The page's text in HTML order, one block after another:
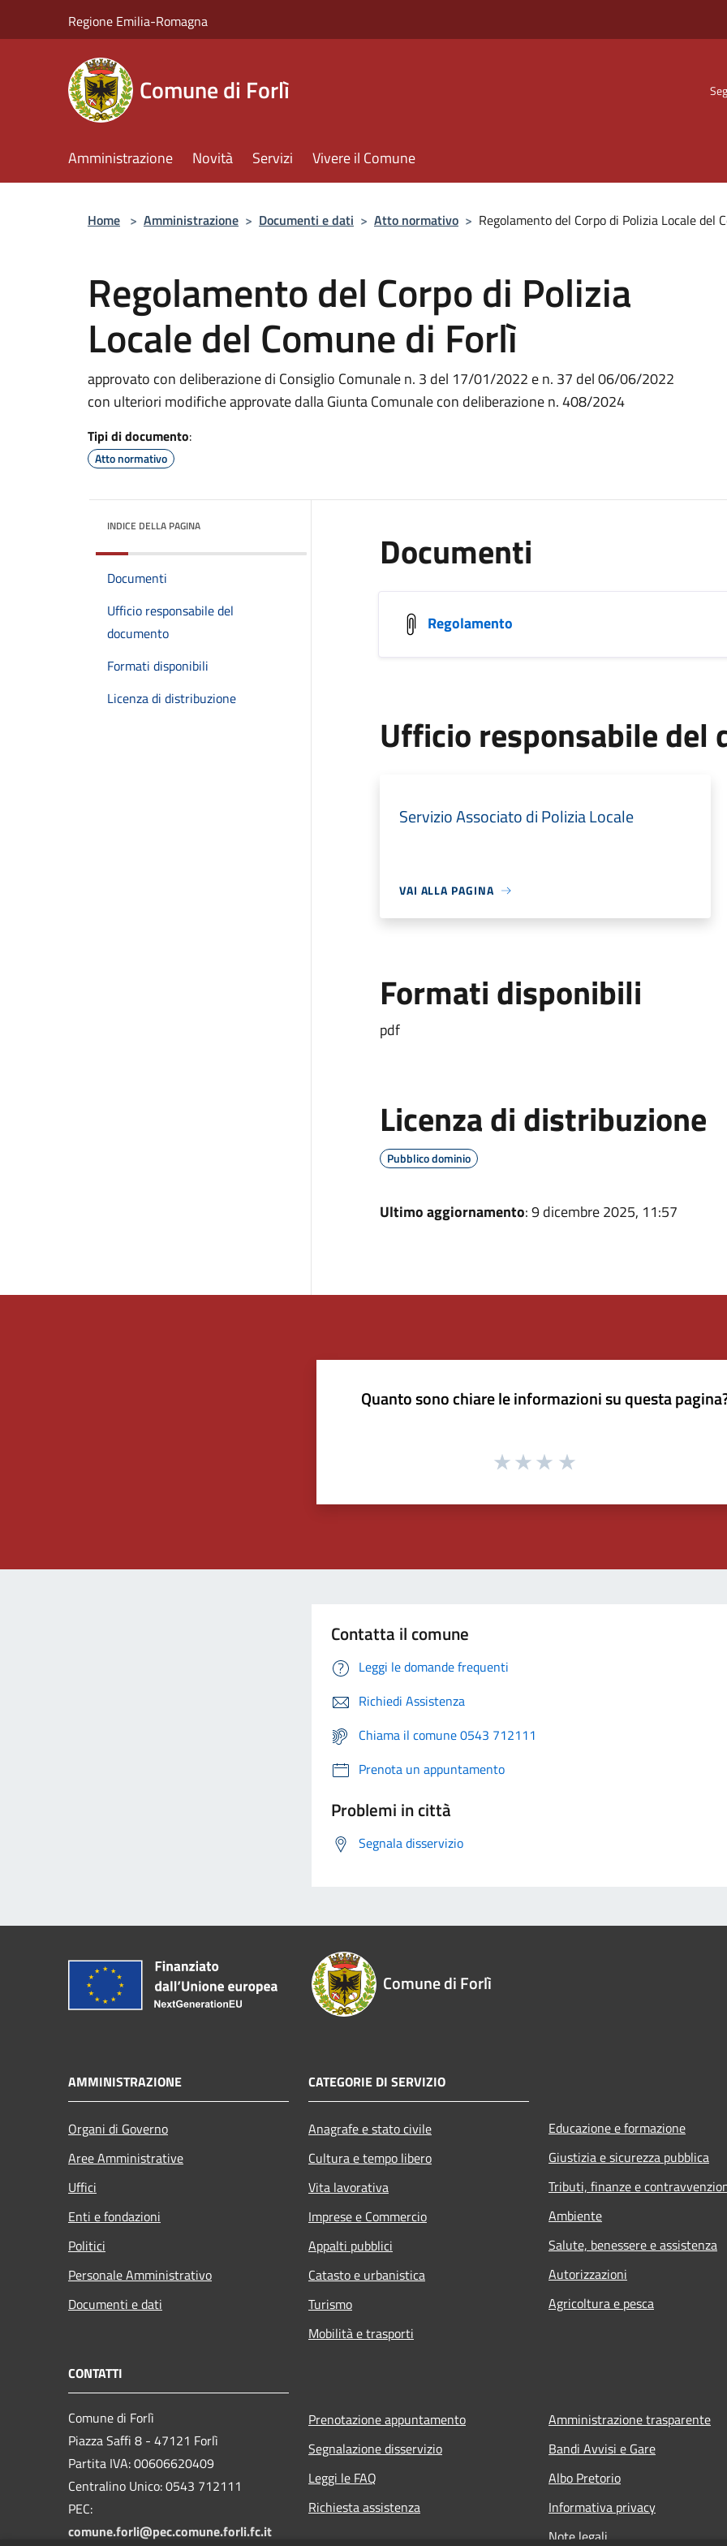
Regione Emilia-Romagna
Comune di Forlì
Amministrazione Novità Servizi Vivere il Comune
Home > Amministrazione > Documenti e dati > Atto normativo > Regolamento del Corpo di Polizia Locale del
Regolamento del Corpo di Polizia
Locale del Comune di Forlì
approvato con deliberazione di Consiglio Comunale n. 3 del 17/01/2022 e n. 37 del 06/06/2022
con ulteriori modifiche approvate dalla Giunta Comunale con deliberazione n. 408/2024
Tipi di documento:
Atto normativo
INDICE DELLA PAGINA
Documenti
Ufficio responsabile del
documento
Formati disponibili
Licenza di distribuzione
Documenti
Regolamento
Ufficio responsabile del
Servizio Associato di Polizia Locale
VAI ALLA PAGINA
Formati disponibili
pdf
Licenza di distribuzione
Pubblico dominio
Ultimo aggiornamento: 9 dicembre 2025, 11:57
Quanto sono chiare le informazioni su questa
Contatta il comune
Leggi le domande frequenti
Richiedi Assistenza
Chiama il comune 0543 712111
Prenota un appuntamento
Problemi in città
Segnala disservizio
Comune di Forlì
AMMINISTRAZIONE
Organi di Governo
Aree Amministrative
Uffici
Enti e fondazioni
Politici
Personale Amministrativo
Documenti e dati
CATEGORIE DI SERVIZIO
Anagrafe e stato civile
Cultura e tempo libero
Vita lavorativa
Imprese e Commercio
Appalti pubblici
Catasto e urbanistica
Turismo
Mobilità e trasporti
Educazione e formazione
Giustizia e sicurezza pubblica
Tributi, finanze e
Ambiente
Salute, benessere e assistenza
Autorizzazioni
Agricoltura e pesca
CONTATTI
Comune di Forlì
Piazza Saffi 8 - 47121 Forlì
Partita IVA: 00606620409
Centralino Unico: 0543 712111
PEC:
comune.forli@pec.comune.forli.fc.it
Prenotazione appuntamento
Segnalazione disservizio
Leggi le FAQ
Richiesta assistenza
Amministrazione trasparente
Bandi Avvisi e Gare
Albo Pretorio
Informativa privacy
Note legali